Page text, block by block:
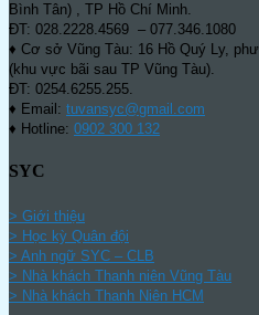
Bình Tân) , TP Hồ Chí Minh.
ĐT: 028.2228.4569 – 077.346.1080
♦ Cơ sở Vũng Tàu: 16 Hồ Quý Ly,
(khu vực bãi sau TP Vũng Tàu).
ĐT: 0254.6255.255.
♦ Email: tuvansyc@gmail.com
♦ Hotline: 0902 300 132
SYC
> Giới thiệu
> Học kỳ Quân đội
> Anh ngữ SYC – CLB
> Nhà khách Thanh niên Vũng Tàu
> Nhà khách Thanh Niên HCM